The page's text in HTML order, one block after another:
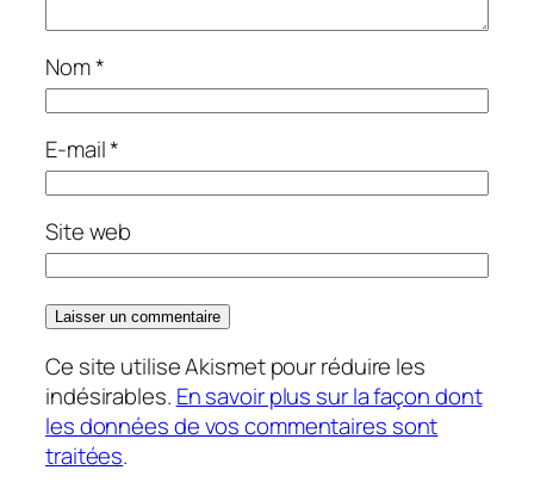
Nom*
E-mail*
Site web
Ce site utilise Akismet pour réduire les
indésirables. En savoir plus sur la façon dont
les données de vos commentaires sont
traitées.